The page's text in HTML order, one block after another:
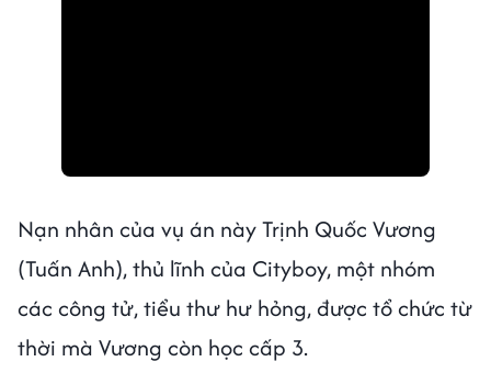
Nạn nhân của vụ án này Trịnh Quốc Vương
(Tuấn Anh), thủ lĩnh của Cityboy, một nhóm
các công tử, tiểu thư hư hỏng, được tổ chức từ
thời mà Vương còn học cấp 3.